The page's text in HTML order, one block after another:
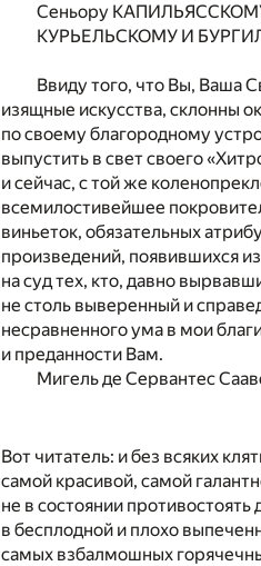
Сеньору
КУРЬЕЛЬСКОМУ И
Ввиду того, что Вы, Ваша
изящные искусства, склонны
по своему благородному
выпустить в свет своего
и сейчас, с той же
всемилостивейшее
виньеток, обязательных
произведений, появившихся
на суд тех, кто, давно
не столь выверенный и
несравненного ума в мои
и преданности Вам.
Мигель де Сервантес
Вот читатель: и без всяких
самой красивой, самой
не в состоянии
в бесплодной и плохо
самых взбалмошных